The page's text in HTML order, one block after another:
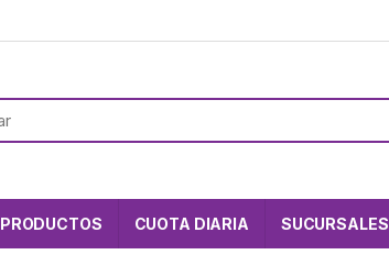
PRODUCTOS CUOTA DIARIA SUCURSALES